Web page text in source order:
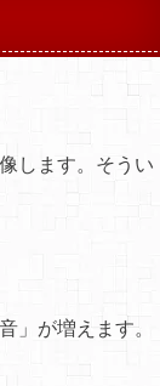
します。そうい
」が増えます。